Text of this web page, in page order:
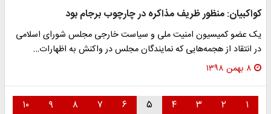
کواکبیان: منظور ظریف مذاکره در چارچوب برجام بود
یک عضو کمیسیون امنیت ملی و سیاست خارجی مجلس شورای اسلامی
در انتقاد از هجمه‌هایی که نمایندگان مجلس در واکنش به اظهارات…
۸ بهمن ۱۳۹۸
۱ ۲ ۳ ۴ ۵ ۶ ۷ ۸ ۹ ۱۰